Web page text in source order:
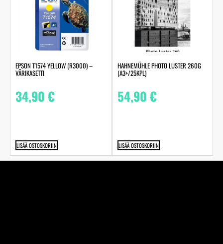
EPSON T1574 YELLOW (R3000) –
VÄRIKASETTI
34,90€
LISÄÄ OSTOSKORIIN
HAHNEMÜHLE PHOTO LUSTER 260G
(A3+/25KPL)
54,90€
LISÄÄ OSTOSKORIIN